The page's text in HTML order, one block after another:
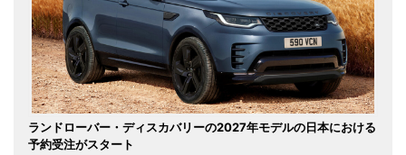
ランドローバー・ディスカバリーの2027年モデルの日本における
予約受注がスタート